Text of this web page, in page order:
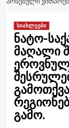
სიახლეები
ნატო-
მაღალი
გამო.